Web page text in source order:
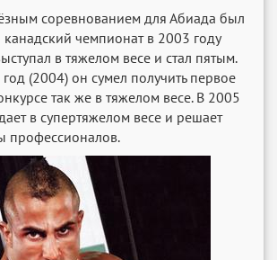
соревнованием для Абиада был
чемпионат в 2003 году
в тяжелом весе и стал пятым.
(2004) он сумел получить первое
так же в тяжелом весе. В 2005
в супертяжелом весе и решает
профессионалов.